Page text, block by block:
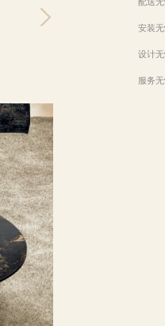
安装无
设计无
服务无